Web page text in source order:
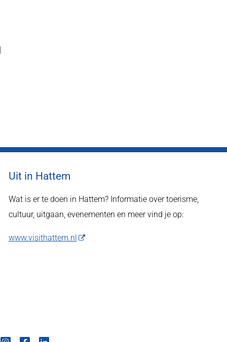
Uit in Hattem
Wat is er te doen in Hattem? Informatie over toerisme,
cultuur, uitgaan, evenementen en meer vind je op:
www.visithattem.nl